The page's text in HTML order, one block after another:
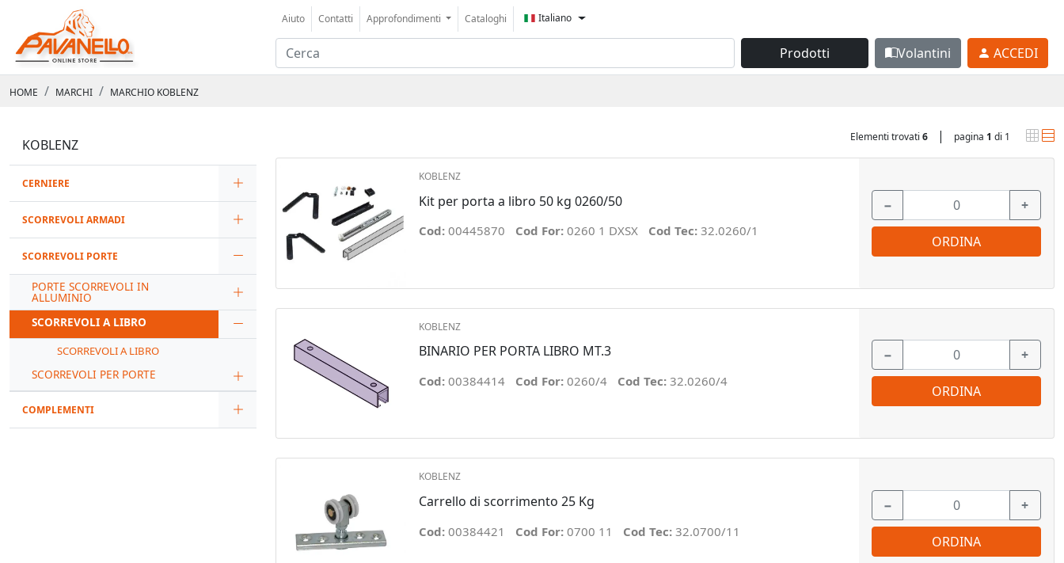
Aiuto Contatti Approfondimenti Cataloghi Italiano
Prodotti Volantini ACCEDI
HOME MARCHI MARCHIO KOBLENZ
KOBLENZ
CERNIERE
SCORREVOLI ARMADI
SCORREVOLI PORTE
PORTE SCORREVOLI IN
ALLUMINIO
SCORREVOLI A LIBRO
SCORREVOLI A LIBRO
SCORREVOLI PER PORTE
COMPLEMENTI
Elementi trovati 6 | pagina 1 di 1
KOBLENZ
Kit per porta a libro 50 kg 0260/50
Cod: 00445870 Cod For: 0260 1 DXSX Cod Tec: 32.0260/1
− +
ORDINA
KOBLENZ
BINARIO PER PORTA LIBRO MT.3
Cod: 00384414 Cod For: 0260/4 Cod Tec: 32.0260/4
− +
ORDINA
KOBLENZ
Carrello di scorrimento 25 Kg
Cod: 00384421 Cod For: 0700 11 Cod Tec: 32.0700/11
− +
ORDINA